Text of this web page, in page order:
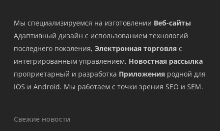
Мы специализируемся на изготовлении Веб-сайты
Адаптивный дизайн с использованием технологий
последнего поколения, Электронная торговля с
интегрированным управлением, Новостная рассылка
проприетарный и разработка Приложения родной для
IOS и Android. Мы работаем с точки зрения SEO и SEM.
Свежие новости